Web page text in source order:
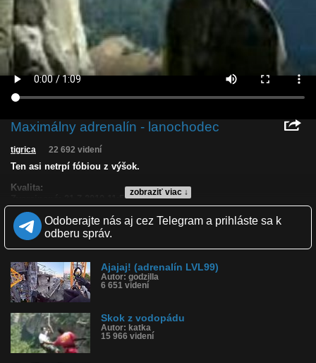
Maximálny adrenalín - lanochodec
zobraziť viac ↓
tigrica 22 692 videní
Ten asi netrpí fóbiou z výšok.
Kvalita:
Zverejnené: 21.7.2010 11:50
Páči sa: 91% (101 hlasov)
Obľúbené: 54
Komentárov: 120
Tagy: lano, chlap, adrenalín, priepasť
História sledovanosti videa:
Odoberajte nás aj cez Telegram a prihláste sa k
odberu správ.
Ajajaj! (adrenalín LVL99)
Autor: godzilla
6 651 videní
Skok z vodopádu
Autor: katka
15 966 videní